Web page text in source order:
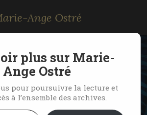
Ange Ostré
Kuala Lumpur,
plus sur Marie-
Ange Ostré
pour poursuivre la lecture et
à l’ensemble des archives.